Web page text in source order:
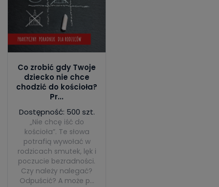
Co zrobić gdy Twoje
dziecko nie chce
chodzić do kościoła?
Pr...
Dostępność: 500 szt.
„Nie chcę iść do
kościoła”. Te słowa
potrafią wywołać w
rodzicach smutek, lęk i
poczucie bezradności.
Czy należy nalegać?
Odpuścić? A może p...